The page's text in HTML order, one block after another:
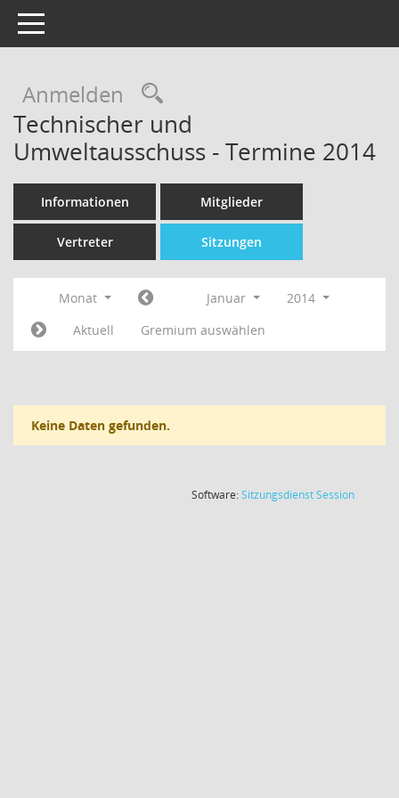
Toggle navigation
Anmelden Rechercheauswahl
Technischer und
Umweltausschuss - Termine 2014
Informationen Mitglieder
Vertreter Sitzungen
Monat Januar
2014
Aktuell
Gremium auswählen
Keine Daten gefunden.
Software:SitzungsdienstSession(Wird in